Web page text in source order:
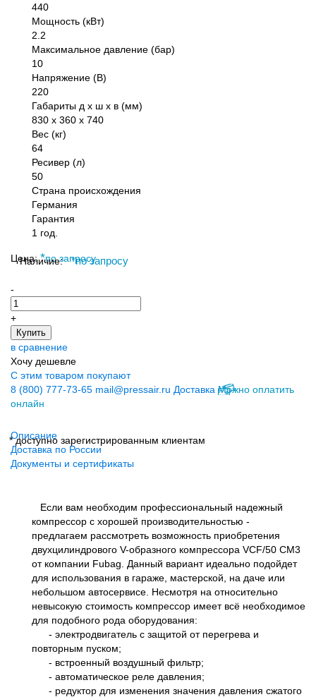
440
Мощность (кВт)
2.2
Максимальное давление (бар)
10
Напряжение (В)
220
Габариты д х ш х в (мм)
830 х 360 х 740
Вес (кг)
64
Ресивер (л)
50
Страна происхождения
Германия
Гарантия
1 год.
Цена: *по запросу
Наличие: *по запросу
-
+
Купить
в сравнение
Хочу дешевле
С этим товаром покупают
8 (800) 777-73-65 mail@pressair.ru Доставка Можно оплатить
онлайн
* доступно зарегистрированным клиентам
Описание
Доставка по России
Документы и сертификаты
Если вам необходим профессиональный надежный
компрессор с хорошей производительностью -
предлагаем рассмотреть возможность приобретения
двухцилиндрового V-образного компрессора VCF/50 CM3
от компании Fubag. Данный вариант идеально подойдет
для использования в гараже, мастерской, на даче или
небольшом автосервисе. Несмотря на относительно
невысокую стоимость компрессор имеет всё необходимое
для подобного рода оборудования:
- электродвигатель с защитой от перегрева и
повторным пуском;
- встроенный воздушный фильтр;
- автоматическое реле давления;
- редуктор для изменения значения давления сжатого